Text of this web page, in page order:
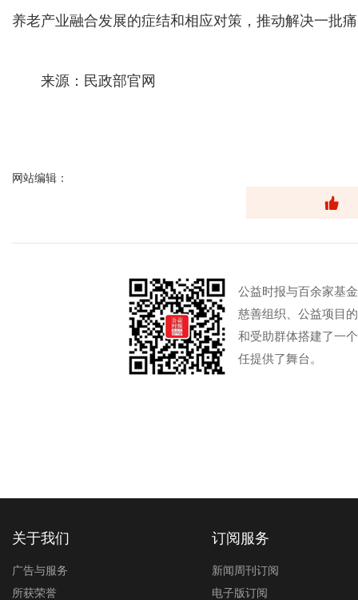
养老产业融合发展的症结和相应对策，推动解决一批
来源：民政部官网
网站编辑：
公益时报与百余家基
慈善组织、公益项目
和受助群体搭建了一
任提供了舞台。
关于我们
广告与服务
所获荣誉
订阅服务
新闻周刊订阅
电子版订阅